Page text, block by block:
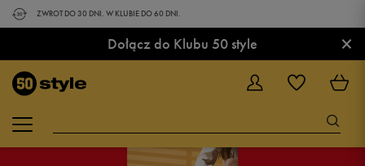
ZWROT DO 30 DNI. W KLUBIE DO 60 DNI.
Dołącz do Klubu 50 style ×